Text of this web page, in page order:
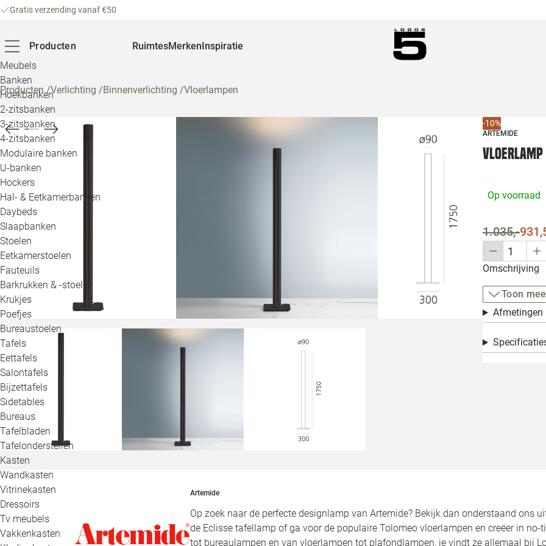
Gratis verzending vanaf €50
Producten
Meubels
Banken
Hoekbanken
2-zitsbanken
3-zitsbanken
4-zitsbanken
Modulaire banken
U-banken
Hockers
Hal- & Eetkamerbanken
Daybeds
Slaapbanken
Stoelen
Eetkamerstoelen
Fauteuils
Barkrukken & -stoelen
Krukjes
Poefjes
Bureaustoelen
Tafels
Eettafels
Salontafels
Bijzettafels
Sidetables
Bureaus
Tafelbladen
Tafelonderstellen
Kasten
Wandkasten
Vitrinekasten
Dressoirs
Tv meubels
Vakkenkasten
RuimtesMerkenInspiratie
Producten/Verlichting /Binnenverlichting /Vloerlampen
-10%
ARTEMIDE
Op voorraad
1.035,-
Omschrijving
Toon
Afmetingen
Artemide
Op zoek naar de perfecte designlamp van Artemide? Bekijk dan onderstaand ons
de Eclisse tafellamp of ga voor de populaire Tolomeo vloerlampen en creëer in
tot bureaulampen en van vloerlampen tot plafondlampen, je vindt ze allemaal bij